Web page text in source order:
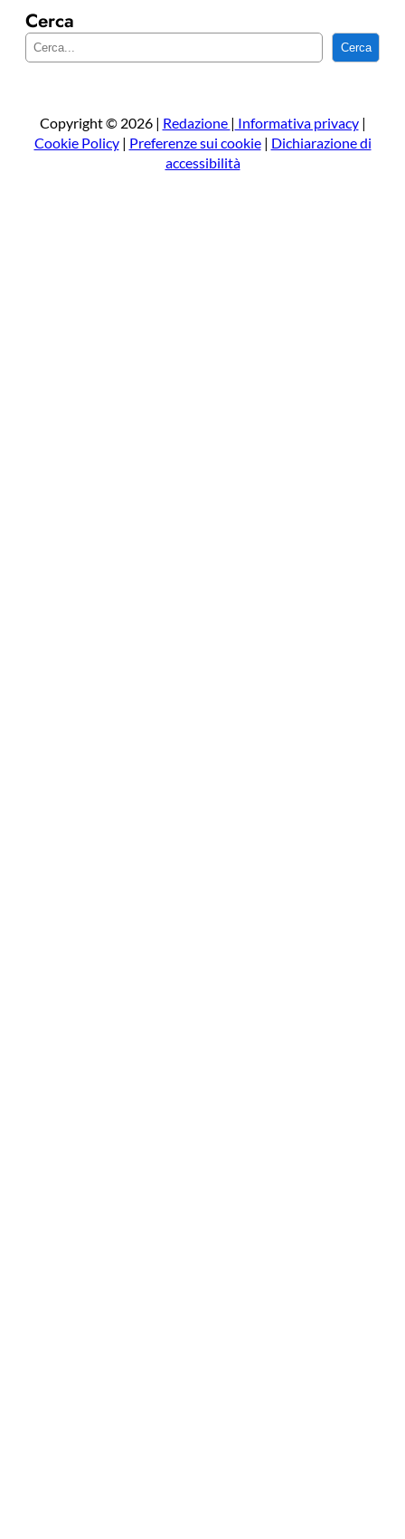
Cerca
e
a
Cerca
Copyright © 2026 | Redazione | Informativa privacy|
Cookie Policy| Preferenze sui cookie| Dichiarazione di
accessibilità